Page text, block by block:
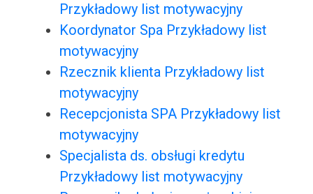
Przykładowy list motywacyjny
Koordynator Spa Przykładowy list
motywacyjny
Rzecznik klienta Przykładowy list
motywacyjny
Recepcjonista SPA Przykładowy list
motywacyjny
Specjalista ds. obsługi kredytu
Przykładowy list motywacyjny